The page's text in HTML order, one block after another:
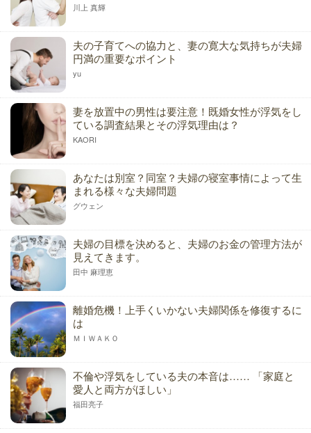
川上 真輝
夫の子育てへの協力と、妻の寛大な気持ちが夫婦
円満の重要なポイント
yu
妻を放置中の男性は要注意！既婚女性が浮気をし
ている調査結果とその浮気理由は？
KAORI
あなたは別室？同室？夫婦の寝室事情によって生
まれる様々な夫婦問題
グウェン
夫婦の目標を決めると、夫婦のお金の管理方法が
見えてきます。
田中 麻理恵
離婚危機！上手くいかない夫婦関係を修復するに
は
ＭＩＷＡＫＯ
不倫や浮気をしている夫の本音は…… 「家庭と
愛人と両方がほしい」
福田亮子